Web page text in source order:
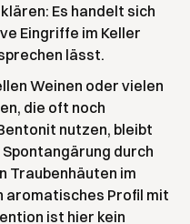
Es handelt sich
Eingriffe im Keller
lässt.
Weinen oder vielen
die oft noch
nutzen, bleibt
durch
Traubenhäuten im
aromatisches Profil mit
ist hier kein